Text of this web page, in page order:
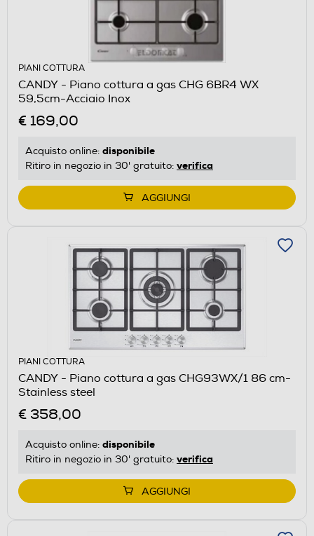
PIANI COTTURA
CANDY - Piano cottura a gas CHG 6BR4 WX
59,5cm-Acciaio Inox
€ 169,00
Acquisto online: disponibile
Ritiro in negozio in 30' gratuito: verifica
AGGIUNGI
PIANI COTTURA
CANDY - Piano cottura a gas CHG93WX/1 86 cm-
Stainless steel
€ 358,00
Acquisto online: disponibile
Ritiro in negozio in 30' gratuito: verifica
AGGIUNGI